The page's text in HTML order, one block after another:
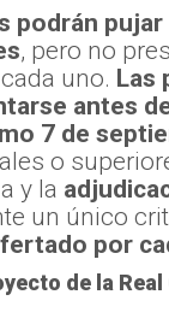
podrán
, pero no
uno. Las
antes
7 de
o
y la
un único
por
de la Real